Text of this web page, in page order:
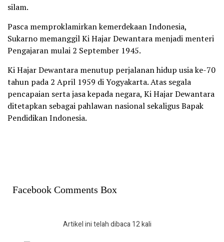
silam.
Pasca memproklamirkan kemerdekaan Indonesia,
Sukarno memanggil Ki Hajar Dewantara menjadi menteri
Pengajaran mulai 2 September 1945.
Ki Hajar Dewantara menutup perjalanan hidup usia ke-70
tahun pada 2 April 1959 di Yogyakarta. Atas segala
pencapaian serta jasa kepada negara, Ki Hajar Dewantara
ditetapkan sebagai pahlawan nasional sekaligus Bapak
Pendidikan Indonesia.
Facebook Comments Box
Artikel ini telah dibaca 12 kali